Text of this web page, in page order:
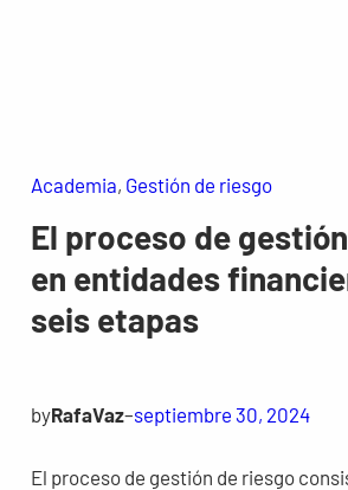
Academia, Gestión de riesgo
El proceso de
en entidades
seis etapas
byRafaVaz–septiembre 30, 2024
El proceso de gestión de riesgo